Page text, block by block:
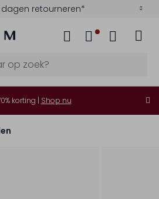
dagen retourneren*
korting | Shop nu